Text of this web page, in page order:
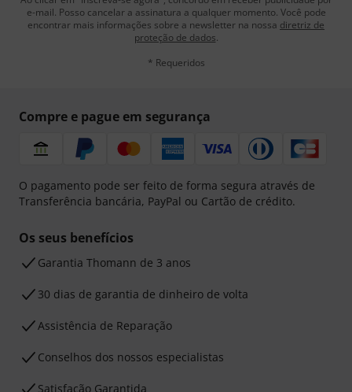
e-mail. Posso cancelar a assinatura a qualquer momento. Você pode
encontrar mais informações sobre a newsletter na nossa diretriz de
proteção de dados.
* Requeridos
Compre e pague em segurança
O pagamento pode ser feito de forma segura através de
Transferência bancária, PayPal ou Cartão de crédito.
Os seus benefícios
Garantia Thomann de 3 anos
30 dias de garantia de dinheiro de volta
Assistência de Reparação
Conselhos dos nossos especialistas
Satisfação Garantida